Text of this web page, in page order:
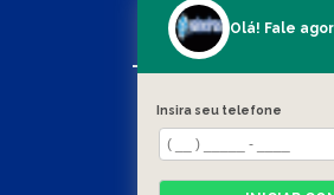
(11) 99132-1783
SOBRE NÓS
PRODUTOS
Olá! Fale
Insira seu telefone